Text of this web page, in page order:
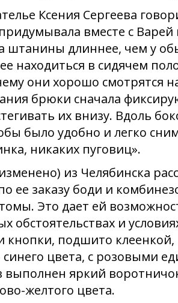
Ксения Сергеева
вместе с Варей
штанины длиннее, чем у
находиться в сидячем
они хорошо смотрятся
брюки сначала
их внизу. Вдоль
было удобно и легко
никаких пуговиц».
из Челябинска
ее заказу боди и
Это дает ей
обстоятельствах и
кнопки, подшито
цвета, с розовыми
выполнен яркий
желтого цвета.